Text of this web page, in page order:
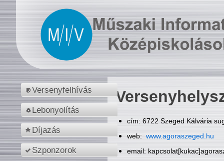
Versenyfelhívás
Lebonyolítás
Díjazás
Szponzorok
cím: 6722 Szeged Kálvária
web: www.agoraszeged.hu
email: